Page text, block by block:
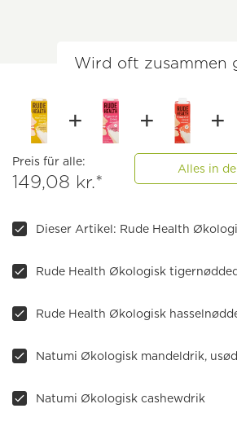
Wird oft zusammen
Preis für alle:
149,08 kr.*
Alles in
Rude Health Økologisk
Rude Health Økologisk
Natumi Økologisk mandeldrik,
Natumi Økologisk cashewdrik